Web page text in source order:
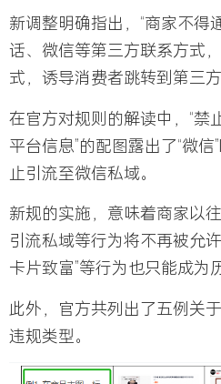
新调整明确指出，“商家不得
话、微信等第三方联系方式
式，诱导消费者跳转到第三
在官方对规则的解读中，“禁
平台信息”的配图露出了“微信
止引流至微信私域。
新规的实施，意味着商家以
引流私域等行为将不再被允
卡片致富”等行为也只能成为
此外，官方共列出了五例关
违规类型。